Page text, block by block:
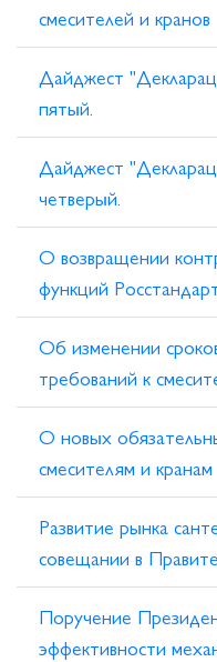
смесителей и кранов
Дайджест
пятый.
Дайджест
четверый.
О возвращении
функций
Об изменении
требований к
О новых
смесителям и кранам
Развитие рынка
совещании в
Поручение
эффективности